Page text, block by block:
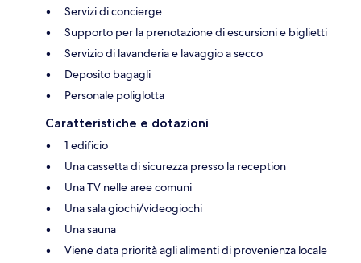
Servizi di concierge
Supporto per la prenotazione di escursioni e biglietti
Servizio di lavanderia e lavaggio a secco
Deposito bagagli
Personale poliglotta
Caratteristiche e dotazioni
1 edificio
Una cassetta di sicurezza presso la reception
Una TV nelle aree comuni
Una sala giochi/videogiochi
Una sauna
Viene data priorità agli alimenti di provenienza locale